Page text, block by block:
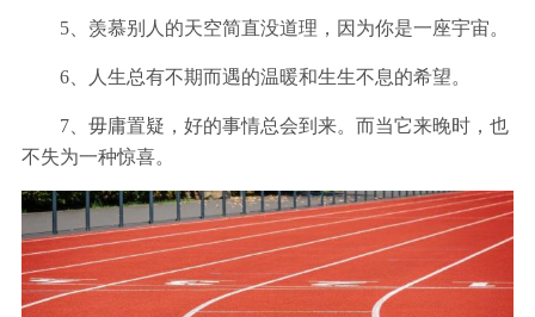
5、羡慕别人的天空简直没道理，因为你是一座宇宙。
6、人生总有不期而遇的温暖和生生不息的希望。
7、毋庸置疑，好的事情总会到来。而当它来晚时，也
不失为一种惊喜。